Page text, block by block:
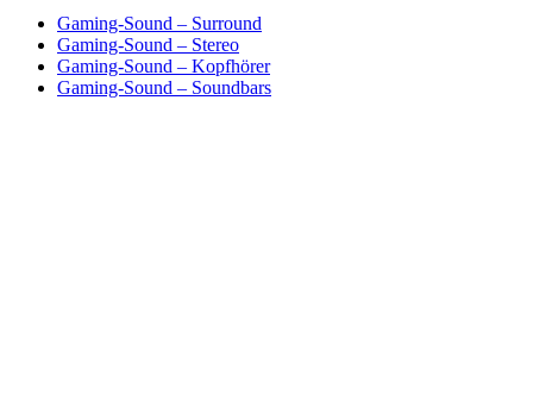
Gaming-Sound – Surround
Gaming-Sound – Stereo
Gaming-Sound – Kopfhörer
Gaming-Sound – Soundbars